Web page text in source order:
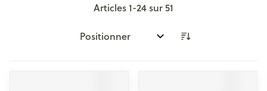
Articles1-24sur51
Trier par: